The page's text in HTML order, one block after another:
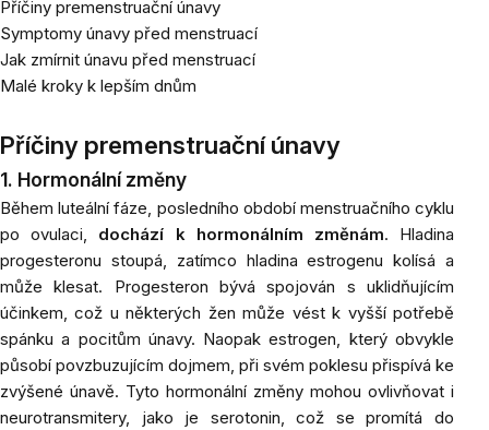
Příčiny premenstruační únavy
Symptomy únavy před menstruací
Jak zmírnit únavu před menstruací
Malé kroky k lepším dnům
Příčiny premenstruační únavy
1. Hormonální změny
Během luteální fáze, posledního období menstruačního cyklu
po ovulaci, dochází k hormonálním změnám. Hladina
progesteronu stoupá, zatímco hladina estrogenu kolísá a
může klesat. Progesteron bývá spojován s uklidňujícím
účinkem, což u některých žen může vést k vyšší potřebě
spánku a pocitům únavy. Naopak estrogen, který obvykle
působí povzbuzujícím dojmem, při svém poklesu přispívá ke
zvýšené únavě. Tyto hormonální změny mohou ovlivňovat i
neurotransmitery, jako je serotonin, což se promítá do